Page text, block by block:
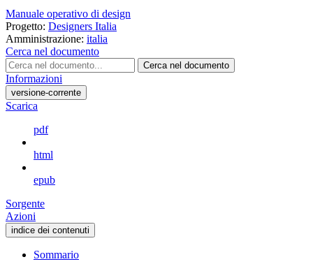
Manuale operativo di design
Progetto: Designers Italia
Amministrazione: italia
Cerca nel documento
Cerca nel documento
Informazioni
versione-corrente
Scarica
pdf
html
epub
Sorgente
Azioni
indice dei contenuti
Sommario